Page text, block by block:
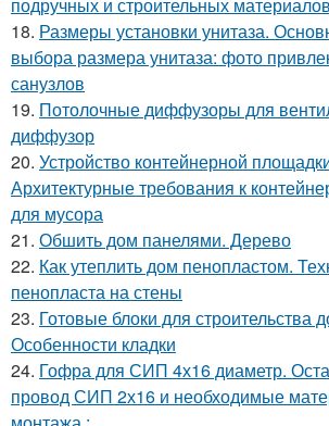
18. Размеры установки унитаза.
выбора размера унитаза: фото
санузлов
19. Потолочные диффузоры для
диффузор
20. Устройство контейнерной
Архитектурные требования к
для мусора
21. Обшить дом панелями. Дерево
22. Как утеплить дом пенопластом.
пенопласта на стены
23. Готовые блоки для строительства
Особенности кладки
24. Гофра для СИП 4х16 диаметр.
провод СИП 2х16 и необходимые